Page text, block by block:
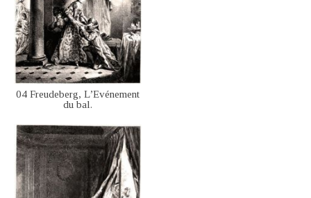
04 Freudeberg, L’Evénement
du bal.